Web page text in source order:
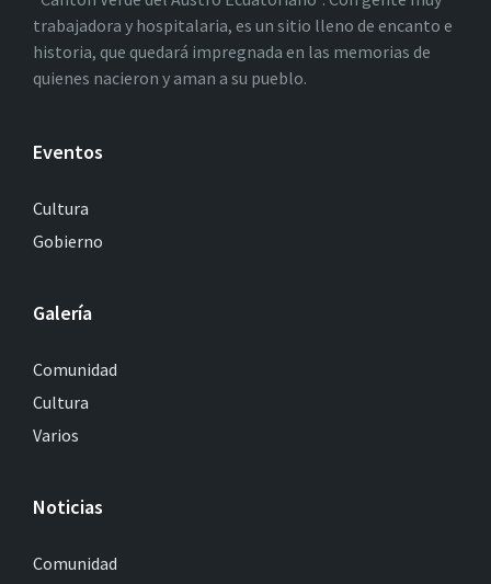
trabajadora y hospitalaria, es un sitio lleno de encanto e
historia, que quedará impregnada en las memorias de
quienes nacieron y aman a su pueblo.
Eventos
Cultura
Gobierno
Galería
Comunidad
Cultura
Varios
Noticias
Comunidad